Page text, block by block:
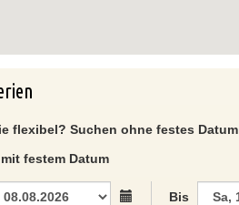
flexibel? Suchen ohne festes Datum
festem Datum
Bis